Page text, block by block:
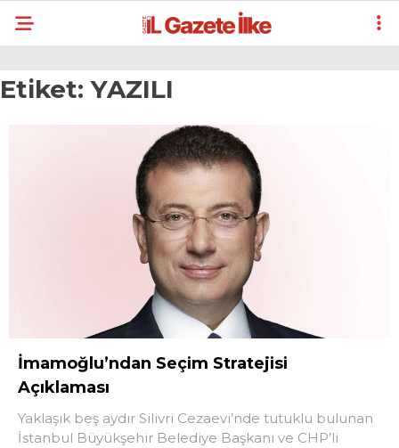
Etiket:YAZILI
İmamoğlu’ndan Seçim Stratejisi
Açıklaması
Yaklaşık beş aydır Silivri Cezaevi’nde tutuklu bulunan
İstanbul Büyükşehir Belediye Başkanı ve CHP’li